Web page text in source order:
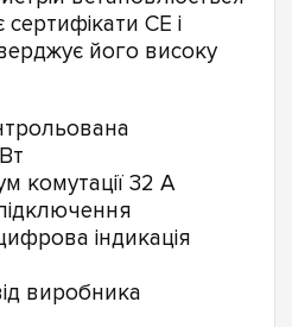
CE і
його високу
комутації 32 А
індикація
виробника